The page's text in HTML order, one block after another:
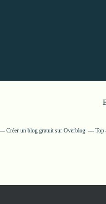
Créer un blog gratuit sur Overblog Top